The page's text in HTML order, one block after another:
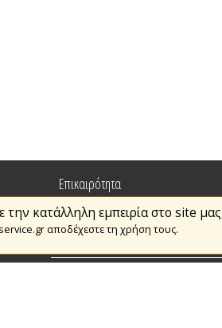
την κατάλληλη εμπειρία στο site
αποδέχεστε τη χρήση τους.
Επικαιρότητα
Πυρασφάλεια